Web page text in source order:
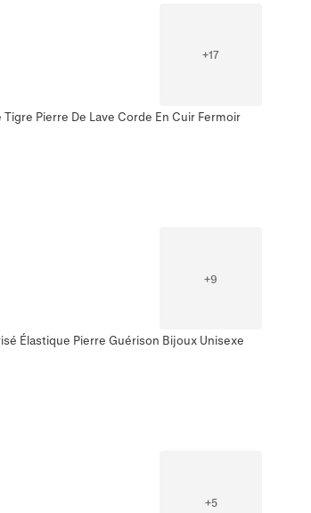
+17
Pierre De Lave Corde En Cuir Fermoir
+9
Élastique Pierre Guérison Bijoux Unisexe
+5